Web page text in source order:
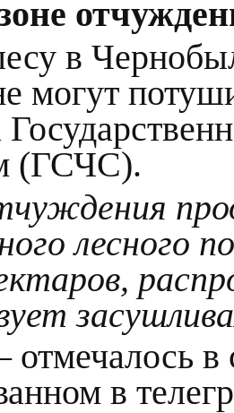
в
могут
(ГСЧС).
лесного
в
в